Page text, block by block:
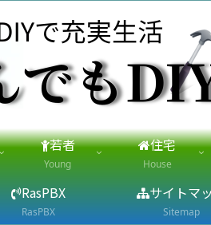
若者
Young
住宅
House
RasPBX
RasPBX
サイトマ
Sitemap